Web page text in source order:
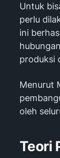
Untuk
perlu
ini
produksi
Menurut
oleh
Teori